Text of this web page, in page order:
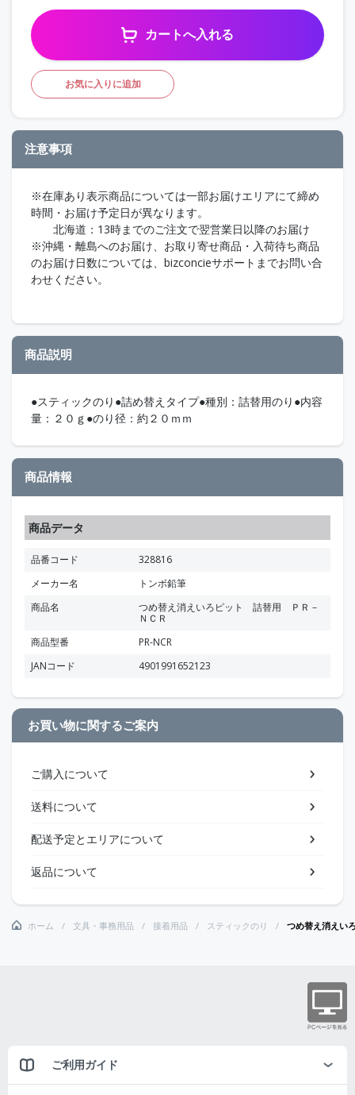
カートへ入れる
お気に入りに追加
注意事項
※在庫あり表示商品については一部お届けエリアにて締め
時間・お届け予定日が異なります。
北海道：13時までのご注文で翌営業日以降のお届け
※沖縄・離島へのお届け、お取り寄せ商品・入荷待ち商品
のお届け日数については、bizconcieサポートまでお問い合
わせください。
商品説明
●スティックのり●詰め替えタイプ●種別：詰替用のり●内容
量：２０ｇ●のり径：約２０ｍｍ
商品情報
商品データ
品番コード
328816
メーカー名
トンボ鉛筆
商品名
つめ替え消えいろピット 詰替用 ＰＲ－
ＮＣＲ
商品型番
PR-NCR
JANコード
4901991652123
お買い物に関するご案内
ご購入について
送料について
配送予定とエリアについて
返品について
ホーム 文具・事務用品 接着用品 スティックのり つめ替え消え
ご利用ガイド